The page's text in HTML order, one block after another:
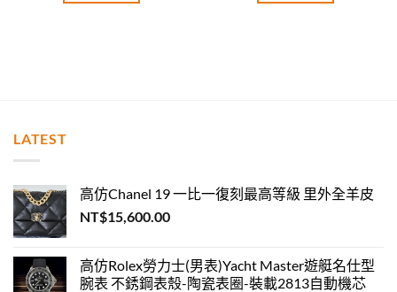
LATEST
高仿Chanel 19 一比一復刻最高等級 里外全羊皮
NT$15,600.00
高仿Rolex勞力士(男表)Yacht Master遊艇名仕型
腕表 不銹鋼表殼-陶瓷表圈-裝載2813自動機芯